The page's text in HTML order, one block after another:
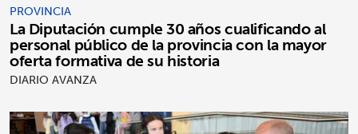
PROVINCIA
La Diputación cumple 30 años cualificando al
personal público de la provincia con la mayor
oferta formativa de su historia
DIARIO AVANZA